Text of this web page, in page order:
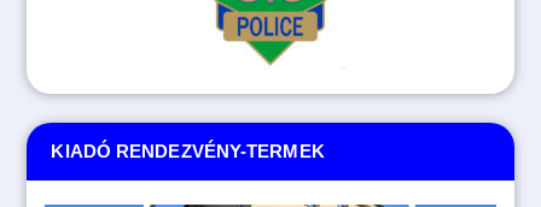
KIADÓ RENDEZVÉNY-TERMEK